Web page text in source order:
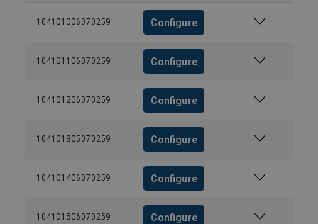
104101006070259 Configure
104101106070259 Configure
104101206070259 Configure
104101305070259 Configure
104101406070259 Configure
104101506070259 Configure